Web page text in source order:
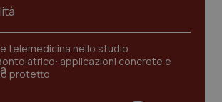
telemedicina nello studio
applicazioni concrete e
protetto
sites-ironfish-
enable
www.quotidianosanita.it